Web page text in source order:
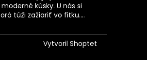
kúsky. U nás si
túži zažiariť vo fitku....
Vytvoril Shoptet